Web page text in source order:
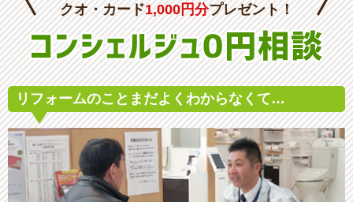
クオ・カード1,000円分プレゼント！
コンシェルジュ0円相談
リフォームのこと まだよくわからなくて…